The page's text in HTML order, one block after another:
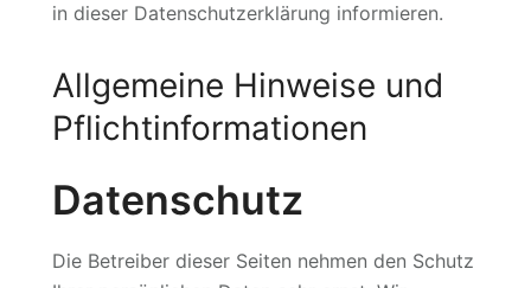
in dieser Datenschutzerklärung informieren.
Allgemeine Hinweise und
Pflichtinformationen
Datenschutz
Die Betreiber dieser Seiten nehmen den Schutz